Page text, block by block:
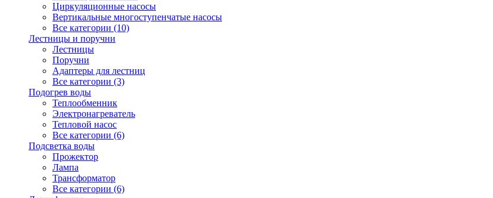
Циркуляционные насосы
Вертикальные многоступенчатые насосы
Все категории (10)
Лестницы и поручни
Лестницы
Поручни
Адаптеры для лестниц
Все категории (3)
Подогрев воды
Теплообменник
Электронагреватель
Тепловой насос
Все категории (6)
Подсветка воды
Прожектор
Лампа
Трансформатор
Все категории (6)